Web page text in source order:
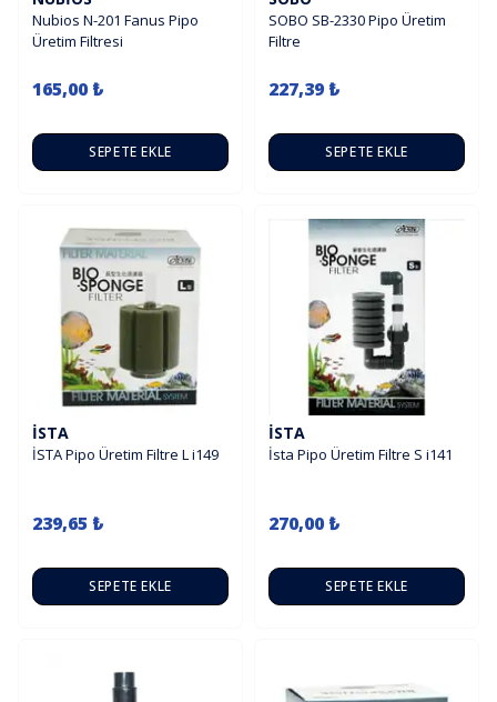
Nubios N-201 Fanus Pipo
Üretim Filtresi
165,00 ₺
SEPETE EKLE
SOBO SB-2330 Pipo Üretim
Filtre
227,39 ₺
SEPETE EKLE
İSTA
İSTA Pipo Üretim Filtre L i149
239,65 ₺
SEPETE EKLE
İSTA
İsta Pipo Üretim Filtre S i141
270,00 ₺
SEPETE EKLE